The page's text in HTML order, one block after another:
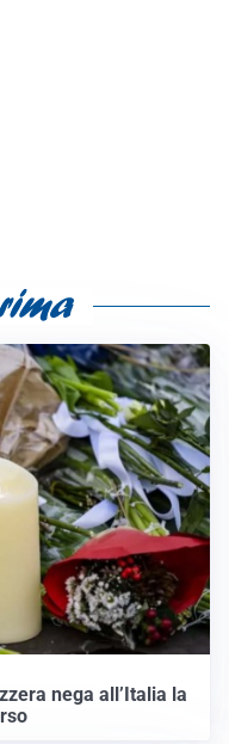
nega all’Italia la